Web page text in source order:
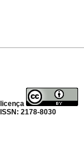
2178-8030